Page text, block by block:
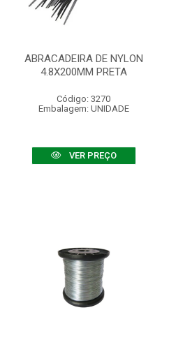
ABRACADEIRA DE NYLON
4.8X200MM PRETA
Código: 3270
Embalagem: UNIDADE
VER PREÇO